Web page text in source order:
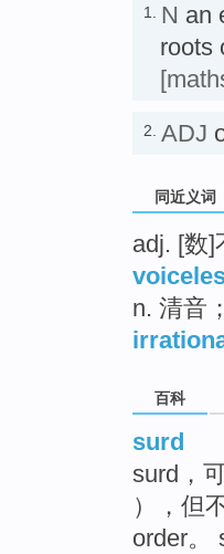
1. N an
roots
2. ADJ
同近义词
adj. [数]
n. 清音
百科
surd
surd，
），但
order。